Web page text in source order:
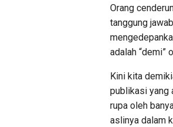
Orang
tanggung
adalah “demi”
Kini kita
publikasi yang
rupa oleh
aslinya dalam